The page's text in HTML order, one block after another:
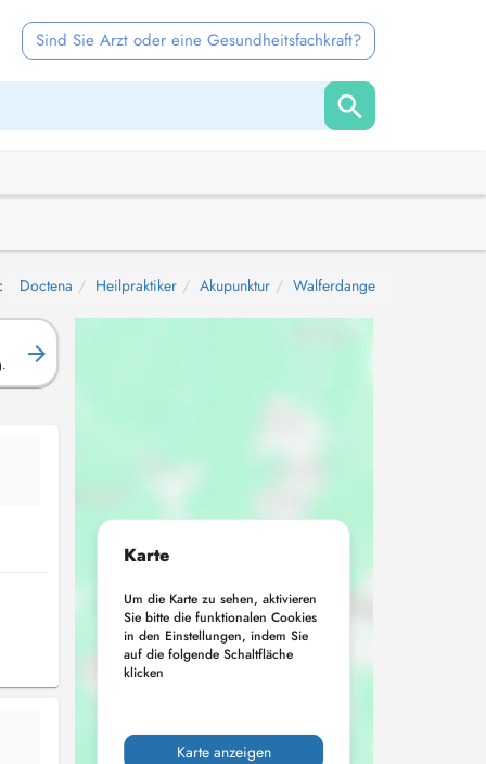
Sind Sie Arzt oder eine Gesundheitsfachkraft?
Doctena Heilpraktiker Akupunktur Walferdange
Karte
Um die Karte zu sehen, aktivieren
Sie bitte die funktionalen Cookies
in den Einstellungen, indem Sie
auf die folgende Schaltfläche
klicken
Karte anzeigen